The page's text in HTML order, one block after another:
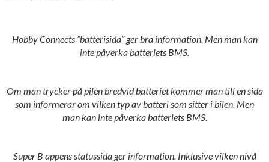
Hobby Connects ”batterisida” ger bra information. Men man kan
inte påverka batteriets BMS.
Om man trycker på pilen bredvid batteriet kommer man till en sida
som informerar om vilken typ av batteri som sitter i bilen. Men
man kan inte påverka batteriets BMS.
Super B appens statussida ger information. Inklusive vilken nivå